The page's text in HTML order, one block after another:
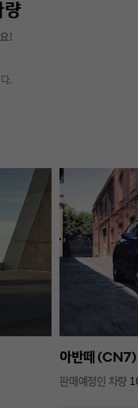
!
.
아반떼 (CN7)
판매예정인 차량